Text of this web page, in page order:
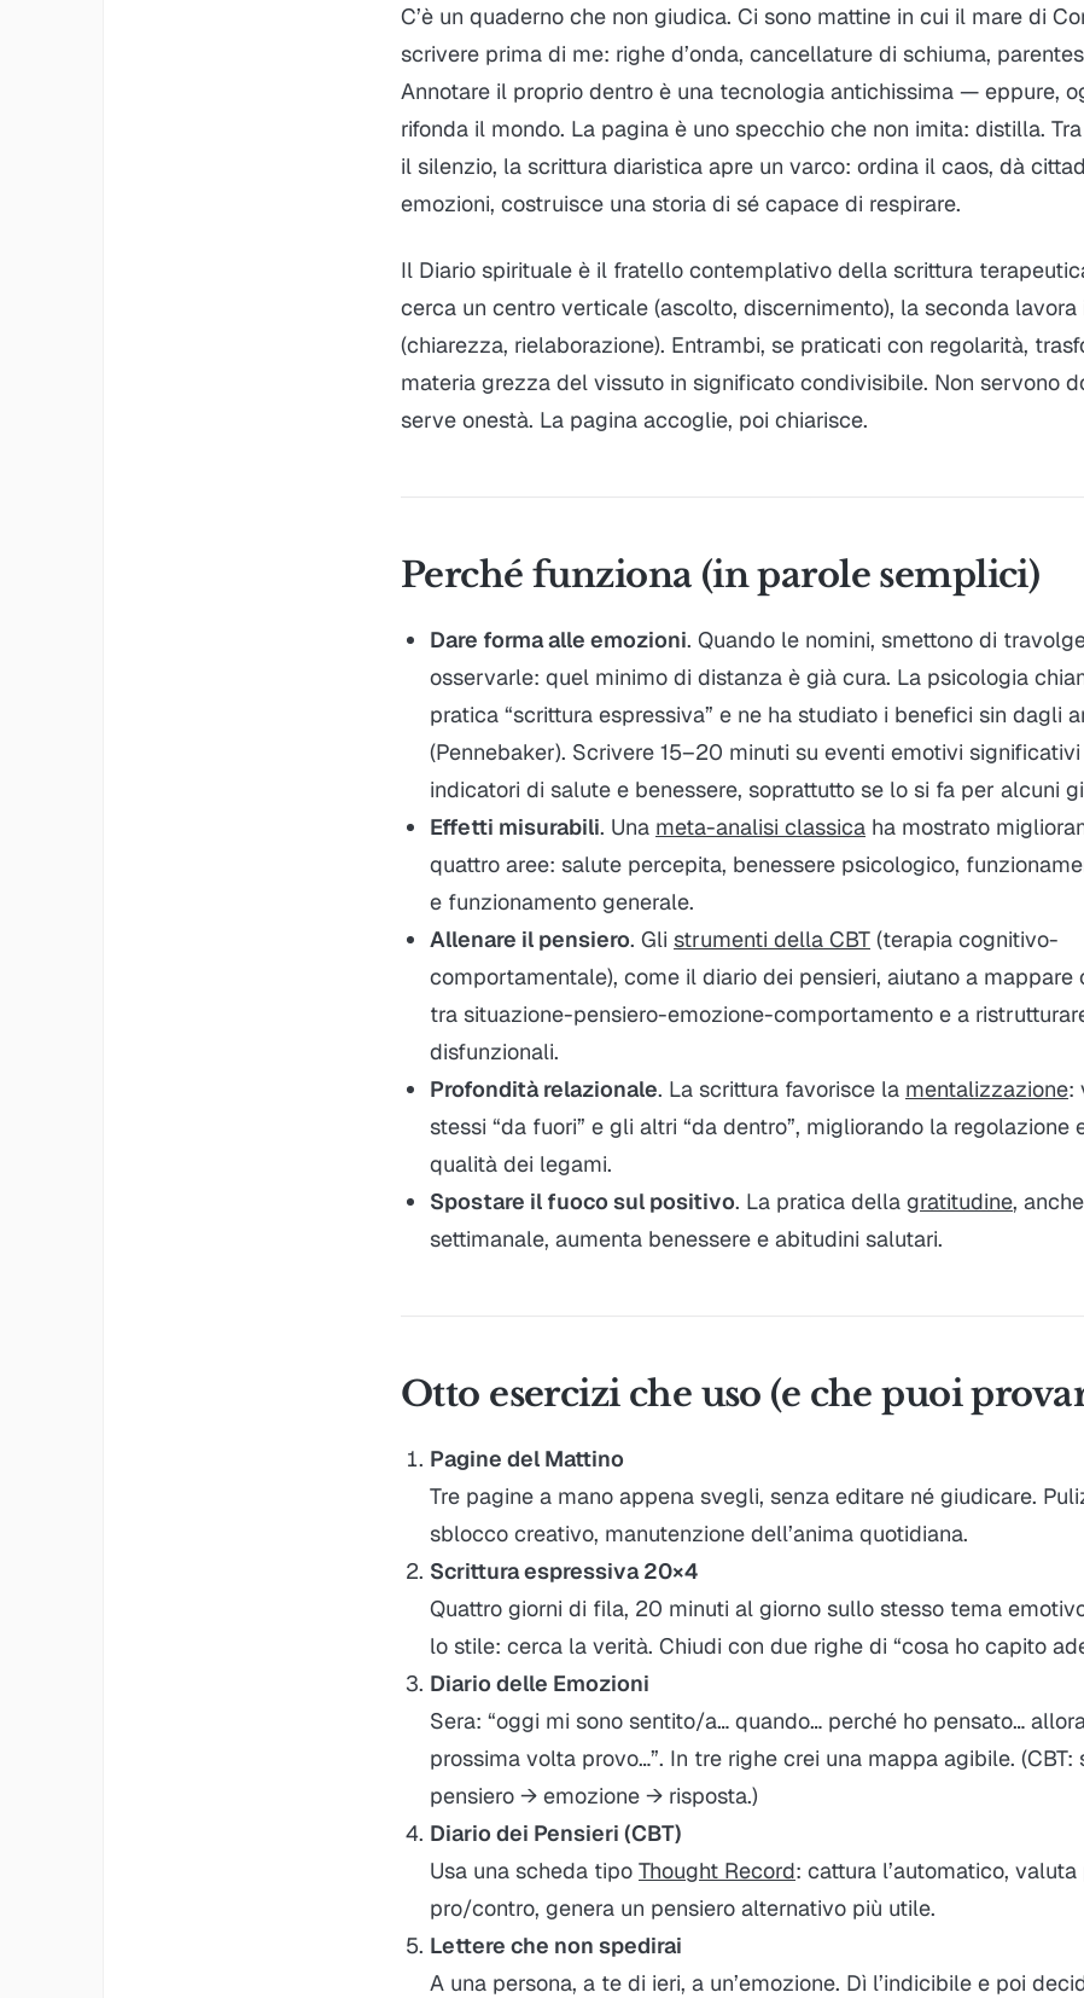
C’è un quaderno che non giudica. Ci sono mattine in cui il mare di
scrivere prima di me: righe d’onda, cancellature di schiuma,
Annotare il proprio dentro è una tecnologia antichissima — eppure,
rifonda il mondo. La pagina è uno specchio che non imita: distilla.
il silenzio, la scrittura diaristica apre un varco: ordina il caos, dà
emozioni, costruisce una storia di sé capace di respirare.
Il Diario spirituale è il fratello contemplativo della scrittura
cerca un centro verticale (ascolto, discernimento), la seconda
(chiarezza, rielaborazione). Entrambi, se praticati con regolarità,
materia grezza del vissuto in significato condivisibile. Non servono
serve onestà. La pagina accoglie, poi chiarisce.
Perché funziona (in parole semplici)
Dare forma alle emozioni. Quando le nomini, smettono di
osservarle: quel minimo di distanza è già cura. La psicologia
pratica “scrittura espressiva” e ne ha studiato i benefici sin dagli
(Pennebaker). Scrivere 15–20 minuti su eventi emotivi
indicatori di salute e benessere, soprattutto se lo si fa per alcuni
Effetti misurabili. Una meta-analisi classica ha mostrato
quattro aree: salute percepita, benessere psicologico,
e funzionamento generale.
Allenare il pensiero. Gli strumenti della CBT (terapia cognitivo-
comportamentale), come il diario dei pensieri, aiutano a mappare
tra situazione-pensiero-emozione-comportamento e a
disfunzionali.
Profondità relazionale. La scrittura favorisce la mentalizzazione:
stessi “da fuori” e gli altri “da dentro”, migliorando la regolazione
qualità dei legami.
Spostare il fuoco sul positivo. La pratica della gratitudine,
settimanale, aumenta benessere e abitudini salutari.
Otto esercizi che uso (e che puoi
Pagine del Mattino
Tre pagine a mano appena svegli, senza editare né giudicare.
sblocco creativo, manutenzione dell’anima quotidiana.
Scrittura espressiva 20×4
Quattro giorni di fila, 20 minuti al giorno sullo stesso tema
lo stile: cerca la verità. Chiudi con due righe di “cosa ho capito
Diario delle Emozioni
Sera: “oggi mi sono sentito/a… quando… perché ho pensato…
prossima volta provo…”. In tre righe crei una mappa agibile.
pensiero → emozione → risposta.)
Diario dei Pensieri (CBT)
Usa una scheda tipo Thought Record: cattura l’automatico,
pro/contro, genera un pensiero alternativo più utile.
Lettere che non spedirai
A una persona, a te di ieri, a un’emozione. Dì l’indicibile e poi